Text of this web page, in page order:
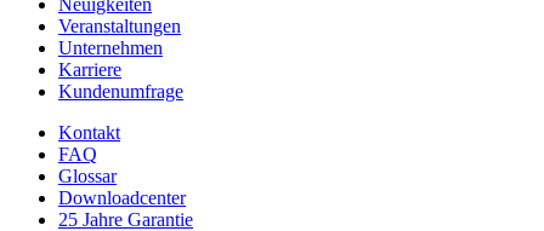
Neuigkeiten
Veranstaltungen
Unternehmen
Karriere
Kundenumfrage
Kontakt
FAQ
Glossar
Downloadcenter
25 Jahre Garantie